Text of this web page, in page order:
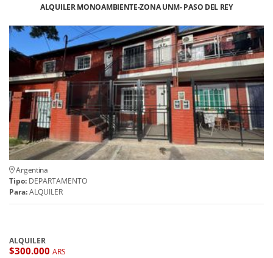
ALQUILER MONOAMBIENTE-ZONA UNM- PASO DEL REY
Argentina
Tipo: DEPARTAMENTO
Para:ALQUILER
ALQUILER
$300.000 ARS